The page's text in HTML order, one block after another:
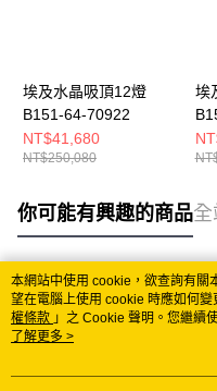
埃及水晶吸頂12燈
B151-64-70922
NT$41,680
NT$250,080
埃
你可能有興趣的商品全
熱門標籤
本網站中使用 cookie，欲查詢有關
望在電腦上使用 cookie 時應如何
權條款 」之 Cookie 聲明。您繼續
用條款之 Cookie 聲明使用 cookie。
了解更多 >